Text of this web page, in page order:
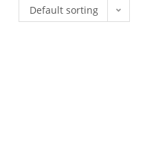
Default sorting